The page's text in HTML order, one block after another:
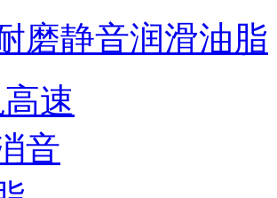
磨静音润滑油脂